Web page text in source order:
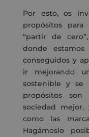
Por esto, os
propósitos
“partir de
donde
conseguidos y
ir mejorando
sostenible y se
propósitos
sociedad
como las
Hagámoslo